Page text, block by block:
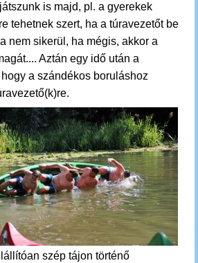
is majd, pl. a gyerekek
tehetnek szert, ha a túravezetőt be
nem sikerül, ha mégis, akkor a
Aztán egy idő után a
a szándékos boruláshoz
szép tájon történő